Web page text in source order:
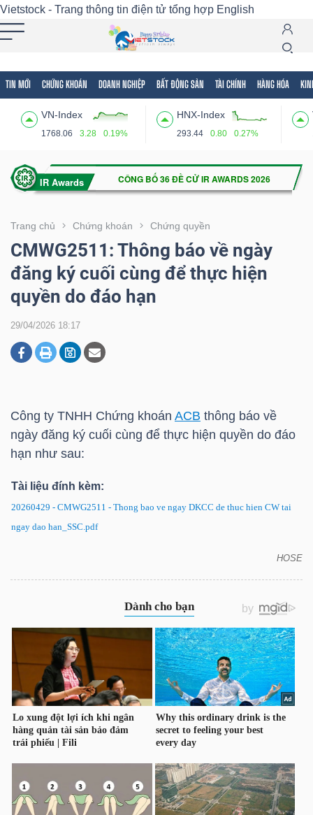
Vietstock - Trang thông tin điện tử tổng hợp English
TIN MỚI CHỨNG KHOÁN DOANH NGHIỆP BẤT ĐỘNG SẢN TÀI CHÍNH HÀNG HÓA
VN-Index
1768.06 3.28 0.19%
HNX-Index
293.44 0.80 0.27%
Trang chủ Chứng khoán Chứng quyền
CMWG2511: Thông báo về ngày
đăng ký cuối cùng để thực hiện
quyền do đáo hạn
29/04/2026 18:17
Công ty TNHH Chứng khoán ACB thông báo về
ngày đăng ký cuối cùng để thực hiện quyền do đáo
hạn như sau:
Tài liệu đính kèm:
20260429 - CMWG2511 - Thong bao ve ngay DKCC de thuc hien CW tai
ngay dao han_SSC.pdf
HOSE
Tất cả Tính năng Ngành Mã chứng khoán
Tính
(-)
VIETSTOCK
CHỨNG
KHOÁN
DOANH
BẤT
SẢN
HÀNG
KINH
TẾ
THẾ